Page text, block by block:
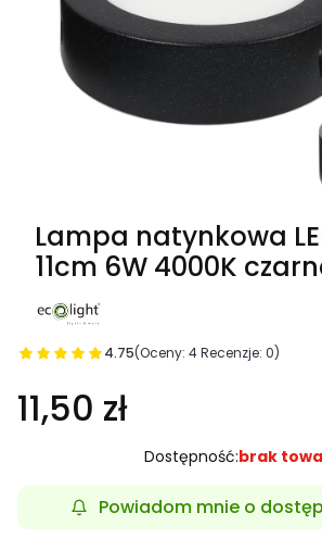
Lampa natynkowa
11cm 6W 4000K
4.75(Oceny: 4 Recenzje: 0)
11,50 zł
Dostępność:brak
Powiadom mnie o